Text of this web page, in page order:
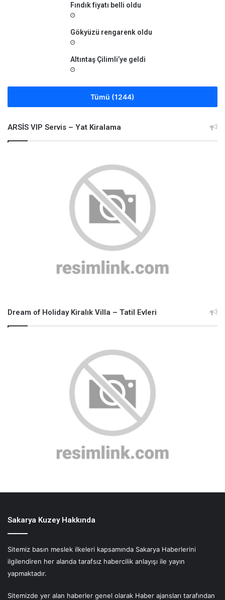
Fındık fiyatı belli oldu
Gökyüzü rengarenk oldu
Altıntaş Çilimli’ye geldi
Tümü (1244)
ARSİS VIP Servis – Yat Kiralama
Dream of Holiday Kiralık Villa – Tatil Evleri
Sakarya Kuzey Hakkında
Sitemiz basın meslek ilkeleri kapsamında Sakarya Haberlerini
ilgilendiren her alanda tarafsız habercilik anlayışı ile yayın
yapmaktadır.
Sitemizde yer alan haberler genel olarak Haber ajansları tarafından